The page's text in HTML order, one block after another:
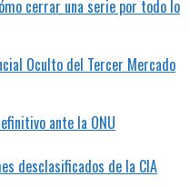
cerrar una serie por todo lo
Oculto del Tercer Mercado
ante la ONU
desclasificados de la CIA